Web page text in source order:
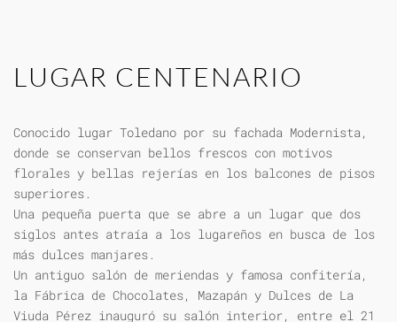
LUGAR CENTENARIO
Conocido lugar Toledano por su fachada Modernista,
donde se conservan bellos frescos con motivos
florales y bellas rejerías en los balcones de pisos
superiores.
Una pequeña puerta que se abre a un lugar que dos
siglos antes atraía a los lugareños en busca de los
más dulces manjares.
Un antiguo salón de meriendas y famosa confitería,
la Fábrica de Chocolates, Mazapán y Dulces de La
Viuda Pérez inauguró su salón interior, entre el 21